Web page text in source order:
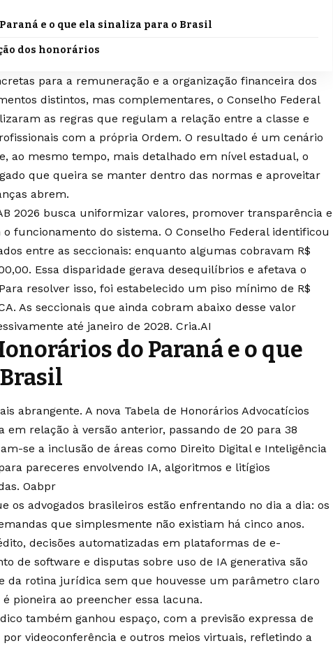
e o que ela sinaliza para o Brasil
dos honorários
para a remuneração e a organização financeira dos
distintos, mas complementares, o Conselho Federal
as regras que regulam a relação entre a classe e
com a própria Ordem. O resultado é um cenário
ao mesmo tempo, mais detalhado em nível estadual, o
que queira se manter dentro das normas e aproveitar
abrem.
2026 busca uniformizar valores, promover transparência e
funcionamento do sistema. O Conselho Federal identificou
entre as seccionais: enquanto algumas cobravam R$
Essa disparidade gerava desequilíbrios e afetava o
resolver isso, foi estabelecido um piso mínimo de R$
As seccionais que ainda cobram abaixo desse valor
até janeiro de 2028. Cria.AI
do Paraná e o que
abrangente. A nova Tabela de Honorários Advocatícios
relação à versão anterior, passando de 20 para 38
se a inclusão de áreas como Direito Digital e Inteligência
pareceres envolvendo IA, algoritmos e litígios
Oabpr
os advogados brasileiros estão enfrentando no dia a dia: os
que simplesmente não existiam há cinco anos.
decisões automatizadas em plataformas de e-
de software e disputas sobre uso de IA generativa são
da rotina jurídica sem que houvesse um parâmetro claro
pioneira ao preencher essa lacuna.
também ganhou espaço, com a previsão expressa de
videoconferência e outros meios virtuais, refletindo a